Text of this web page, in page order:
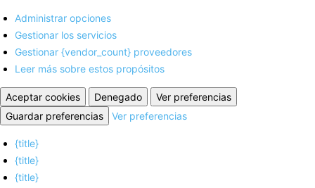
Administrar opciones
Gestionar los servicios
Gestionar {vendor_count} proveedores
Leer más sobre estos propósitos
Aceptar cookies Denegado
Ver preferencias
Guardar preferencias
Ver preferencias
{title}
{title}
{title}